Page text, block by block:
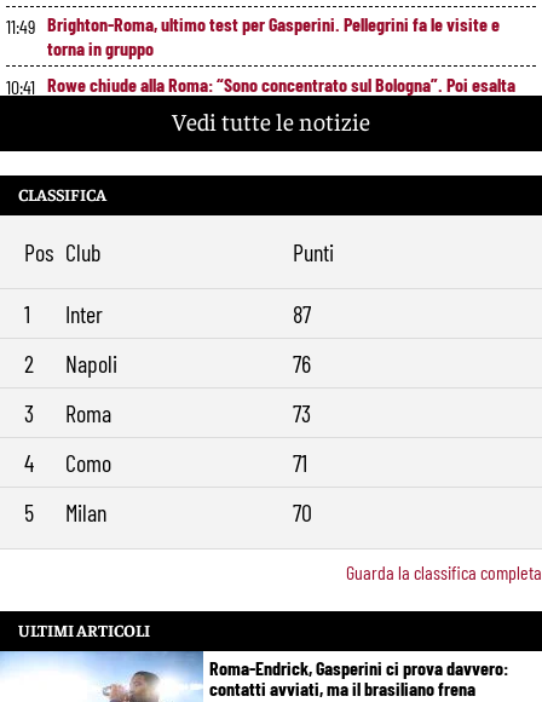
11:49 Brighton-Roma, ultimo test per Gasperini. Pellegrini fa le visite e
torna in gruppo
10:41 Rowe chiude alla Roma: “Sono concentrato sul Bologna”. Poi esalta
9:32
Vedi tutte le notizie
CLASSIFICA
Pos Club Punti
1 Inter
87
2
Napoli
76
3
Roma
73
4
Como
71
5
Milan 70
Guarda la classifica completa
ULTIMI ARTICOLI
Roma-Endrick, Gasperini ci prova davvero:
contatti avviati, ma il brasiliano frena